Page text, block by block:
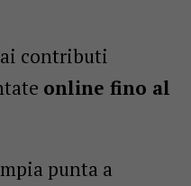
ai contributi
online fino al
punta a